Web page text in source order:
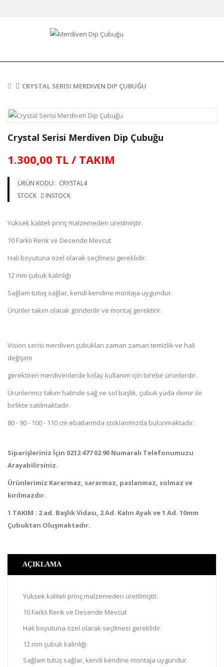
CRYSTAL SERISI MERDIVEN DIP ÇUBUĞU
Crystal Serisi Merdiven Dip Çubuğu
1.300,00 TL / TAKIM
ÜRÜN KODU: CRYSTAL4
STOCK
INSTOCK
Yüksek kaliteli prinç malzemeden üretilmiştir.
10 Farklı Renk ve Desende Mevcut
Halı boyutuna özel olarak seçilmesi gereklidir.
12 mm çubuk kalınlığı
Sağlam tutuş sağlar, kendi kendine montaja uygundur.
Ürünler takım olarak gönderilir ve montaj gerektirir.
Vision serisi merdiven çubukları zaman zaman temizlik ve halı
değişimi
gerektiren merdivenlerde kolay kullanım için birebir ürünlerdir.
Ürünlerimiz takım halinde sağ ve sol başlık, çubuk yada demir ile
birlikte satılmaktadır.
80 - 90 - 100 - 110 cm ebatlarında stoklarımızda bulunmaktadır.
Siparişleriniz İçin 0212 477 02 90 Numaralı Telefonumuzu
Arayabilirsiniz.
Ürünlerimiz Kararmaz, sararmaz, paslanmaz, solmaz ve
kırılmazdır.
1 TAKIM : 2 ad. Başlık Vidası, 2 Ad. Kalın Ayak ve 1 Ad. 10mm
Çubuktan Oluşmaktadır.
AÇIKLAMA
Yüksek kaliteli prinç malzemeden üretilmiştir.
10 Farklı Renk ve Desende Mevcut
Halı boyutuna özel olarak seçilmesi gereklidir.
12 mm çubuk kalınlığı
Sağlam tutuş sağlar, kendi kendine montaja uygundur.